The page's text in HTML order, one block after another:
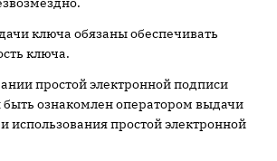
ключа обязаны обеспечивать
ключа.
простой электронной подписи
быть ознакомлен оператором выдачи
использования простой электронной